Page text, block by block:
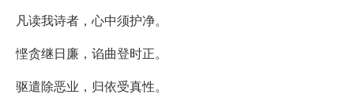
凡读我诗者，心中须护净。
悭贪继日廉，谄曲登时正。
驱遣除恶业，归依受真性。